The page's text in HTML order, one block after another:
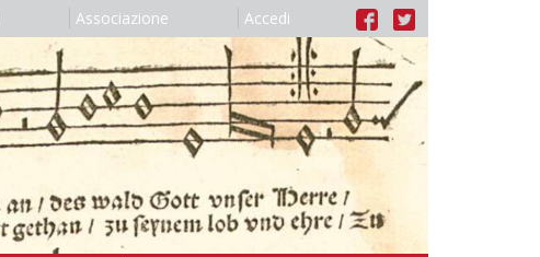
Associazione Accedi